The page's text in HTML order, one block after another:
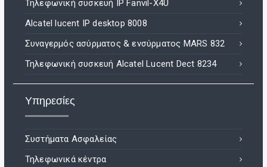
Τηλεφωνική συσκευή IP Fanvil-X4U
Alcatel lucent IP desktop 8008
Συναγερμός ασύρματος & ενσύρματος MARS 832
Τηλεφωνική συσκευή Alcatel Lucent Dect 8234
Υπηρεσίες
Συστήματα Ασφαλείας
Τηλεφωνικά κέντρα